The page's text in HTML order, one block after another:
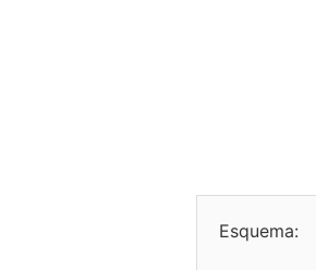
Esquema: